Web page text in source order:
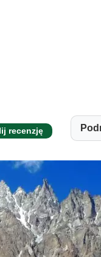
recenzję